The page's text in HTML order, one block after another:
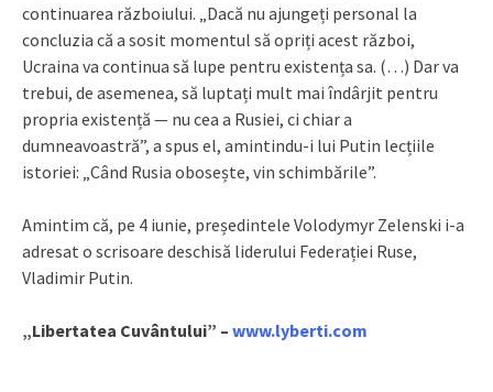
continuarea războiului. „Dacă nu ajungeți personal la
concluzia că a sosit momentul să opriți acest război,
Ucraina va continua să lupe pentru existența sa. (…) Dar va
trebui, de asemenea, să luptați mult mai îndârjit pentru
propria existență — nu cea a Rusiei, ci chiar a
dumneavoastră”, a spus el, amintindu-i lui Putin lecțiile
istoriei: „Când Rusia obosește, vin schimbările”.
Amintim că, pe 4 iunie, președintele Volodymyr Zelenski i-a
adresat o scrisoare deschisă liderului Federației Ruse,
Vladimir Putin.
„Libertatea Cuvântului” – www.lyberti.com